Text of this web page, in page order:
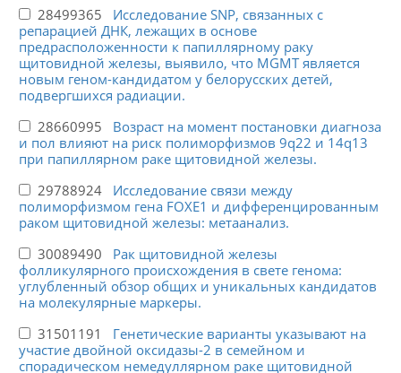
28499365 Исследование SNP, связанных с
репарацией ДНК, лежащих в основе
предрасположенности к папиллярному раку
щитовидной железы, выявило, что MGMT является
новым геном-кандидатом у белорусских детей,
подвергшихся радиации.
28660995 Возраст на момент постановки диагноза
и пол влияют на риск полиморфизмов 9q22 и 14q13
при папиллярном раке щитовидной железы.
29788924 Исследование связи между
полиморфизмом гена FOXE1 и дифференцированным
раком щитовидной железы: метаанализ.
30089490 Рак щитовидной железы
фолликулярного происхождения в свете генома:
углубленный обзор общих и уникальных кандидатов
на молекулярные маркеры.
31501191 Генетические варианты указывают на
участие двойной оксидазы-2 в семейном и
спорадическом немедуллярном раке щитовидной